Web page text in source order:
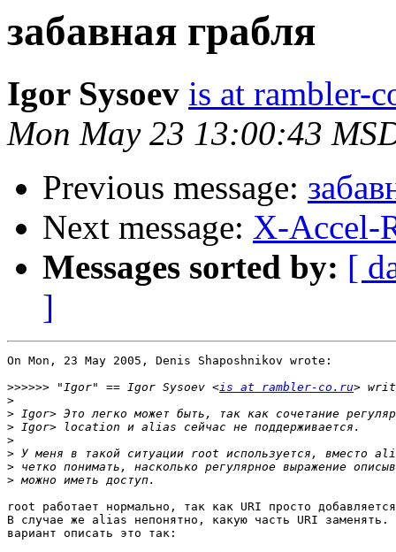
забавная грабля
Igor Sysoev is at rambler-
Mon May 23 13:00:43
Previous message:
Next message: X-Accel-
Messages sorted by: [
]
On Mon, 23 May 2005, Denis Shaposhnikov wrote:
>>>>>> "Igor" == Igor Sysoev <is at rambler-co.ru
>
>
>
>
>
>
>
root работает нормально, так как URI просто
В случае же alias непонятно, какую часть URI заменять.
вариант описать это так: